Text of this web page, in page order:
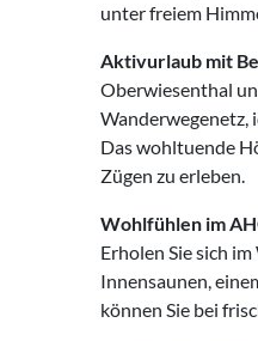
unter freiem
Aktivurlaub mit
Oberwiesenthal
Wanderwegenetz,
Das wohltuende
Zügen zu erleben.
Wohlfühlen im
Erholen Sie sich
Innensaunen,
können Sie bei